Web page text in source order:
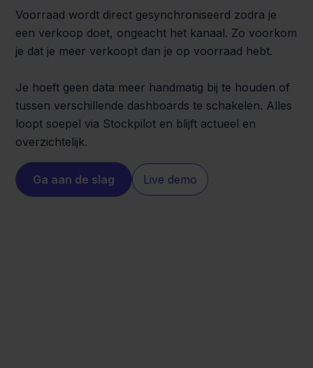
Voorraad wordt direct gesynchroniseerd zodra je
een verkoop doet, ongeacht het kanaal. Zo voorkom
je dat je meer verkoopt dan je op voorraad hebt.
Je hoeft geen data meer handmatig bij te houden of
tussen verschillende dashboards te schakelen. Alles
loopt soepel via Stockpilot en blijft actueel en
overzichtelijk.
Ga aan de slag Live demo